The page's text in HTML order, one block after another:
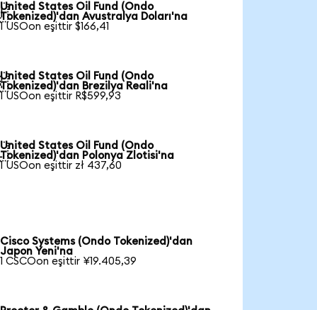
United States Oil Fund (Ondo
Tokenized)'dan Avustralya Doları'na
1 USOon eşittir $166,41
United States Oil Fund (Ondo
Tokenized)'dan Brezilya Reali'na
1 USOon eşittir R$599,93
United States Oil Fund (Ondo
Tokenized)'dan Polonya Zlotisi'na
1 USOon eşittir zł 437,60
Cisco Systems (Ondo Tokenized)'dan
Japon Yeni'na
1 CSCOon eşittir ¥19.405,39